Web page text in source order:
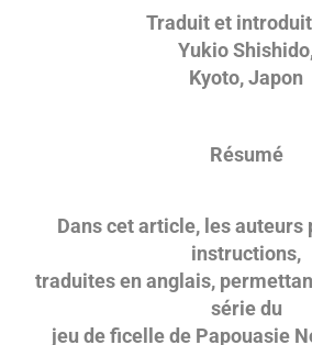
Traduit et
Yukio
Kyoto, Japon
Résumé
Dans cet article, les auteurs
instructions,
traduites en anglais,
série du
jeu de ficelle de Papouasie